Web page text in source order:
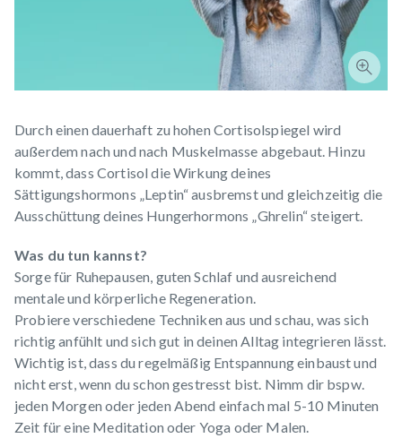
Durch einen dauerhaft zu hohen Cortisolspiegel wird
außerdem nach und nach Muskelmasse abgebaut. Hinzu
kommt, dass Cortisol die Wirkung deines
Sättigungshormons „Leptin“ ausbremst und gleichzeitig die
Ausschüttung deines Hungerhormons „Ghrelin“ steigert.
Was du tun kannst?
Sorge für Ruhepausen, guten Schlaf und ausreichend
mentale und körperliche Regeneration.
Probiere verschiedene Techniken aus und schau, was sich
richtig anfühlt und sich gut in deinen Alltag integrieren lässt.
Wichtig ist, dass du regelmäßig Entspannung einbaust und
nicht erst, wenn du schon gestresst bist. Nimm dir bspw.
jeden Morgen oder jeden Abend einfach mal 5-10 Minuten
Zeit für eine Meditation oder Yoga oder Malen.